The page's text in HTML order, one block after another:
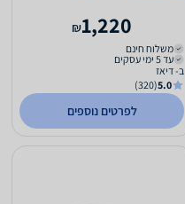
1,220
₪
משלוח חינם
עד 5 ימי עסקים
ב- דיאז
5.0
(320)
לפרטים נוספים